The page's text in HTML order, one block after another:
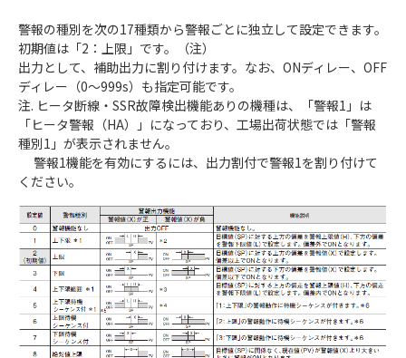
警報の種別を次の17種類から警報ごとに独立して設定できます。
初期値は「2：上限」です。（注）
出力として、補助出力に割り付けます。なお、ONディレー、OFF
ディレー（0～999s）も指定可能です。
注. ヒータ断線・SSR故障検出機能ありの機種は、「警報1」は
「ヒータ警報（HA）」になっており、工場出荷状態では「警報
種別1」が表示されません。
警報1機能を有効にするには、出力割付で警報1を割り付けて
ください。